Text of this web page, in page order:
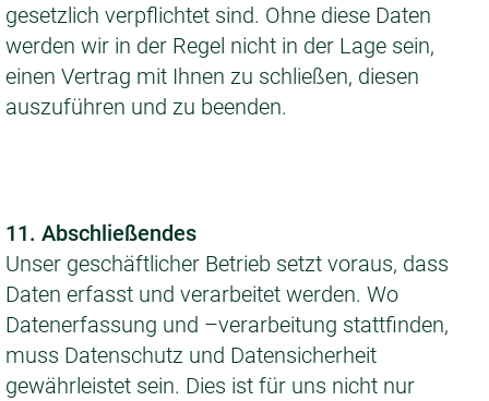
gesetzlich verpflichtet sind. Ohne diese Daten
werden wir in der Regel nicht in der Lage sein,
einen Vertrag mit Ihnen zu schließen, diesen
auszuführen und zu beenden.
11. Abschließendes
Unser geschäftlicher Betrieb setzt voraus, dass
Daten erfasst und verarbeitet werden. Wo
Datenerfassung und –verarbeitung stattfinden,
muss Datenschutz und Datensicherheit
gewährleistet sein. Dies ist für uns nicht nur